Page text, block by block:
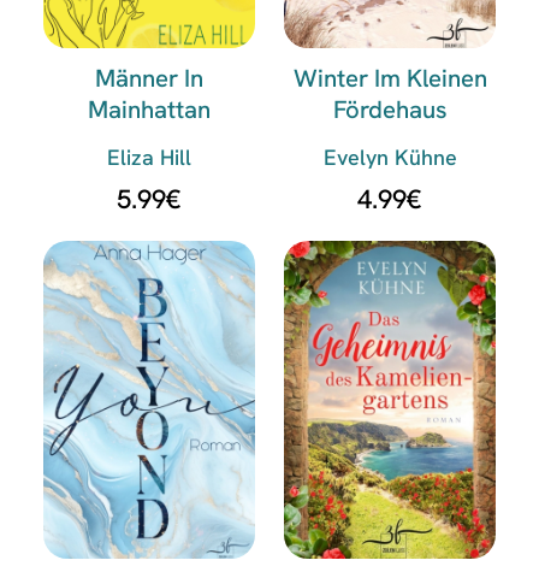
Männer In
Mainhattan
Eliza Hill
5.99€
Winter Im Kleinen
Fördehaus
Evelyn Kühne
4.99€